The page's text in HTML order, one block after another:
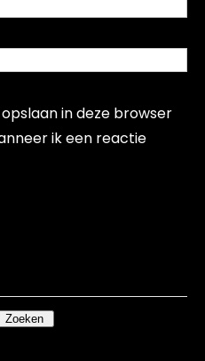
in deze browser
ik een reactie
Zoeken